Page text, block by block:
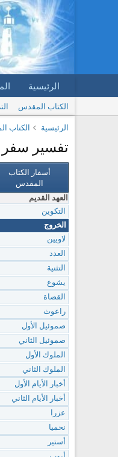
الرئيسية
الكتاب المقدس
الرئيسية
الكتاب
تفسير سفر الخروج -
أسفار الكتاب
المقدس
العهد القديم
التكوين
الخروج
لاويين
العدد
التثنية
يشوع
القضاة
راعوث
صموئيل الأول
صموئيل الثاني
الملوك الأول
الملوك الثاني
أخبار الأيام الأول
أخبار الأيام الثاني
عزرا
نحميا
أستير